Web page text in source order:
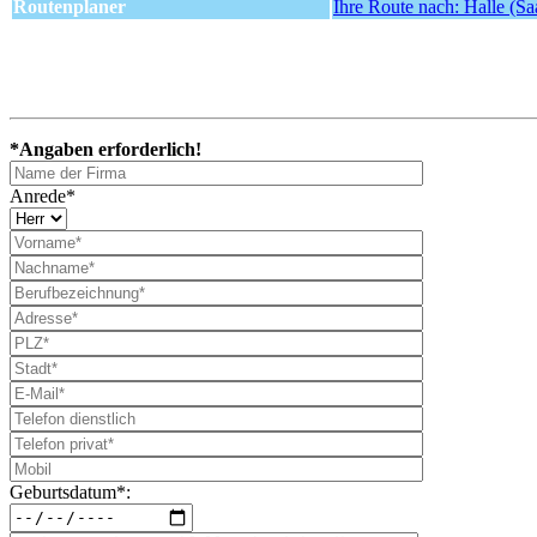
Routenplaner
Ihre Route nach: Halle
*Angaben erforderlich!
Anrede*
Geburtsdatum*: